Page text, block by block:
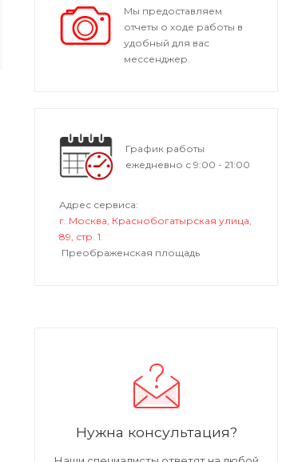
Мы предоставляем
отчеты о ходе работы в
удобный для вас
мессенджер.
График работы
ежедневно с 9:00 - 21:00
Адрес сервиса:
г. Москва, Краснобогатырская улица,
89, стр. 1.
Преображенская площадь
Нужна консультация?